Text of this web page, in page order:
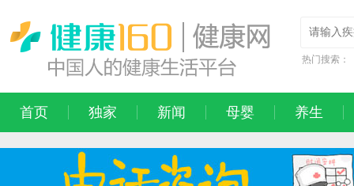
热门搜索：
首页 独家 新闻 母婴 养生